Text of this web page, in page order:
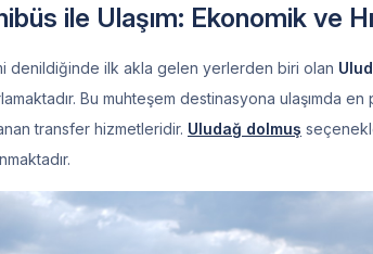
ile Ulaşım: Ekonomik ve
denildiğinde ilk akla gelen yerlerden biri olan
Bu muhteşem destinasyona ulaşımda
transfer hizmetleridir. Uludağ dolmuş